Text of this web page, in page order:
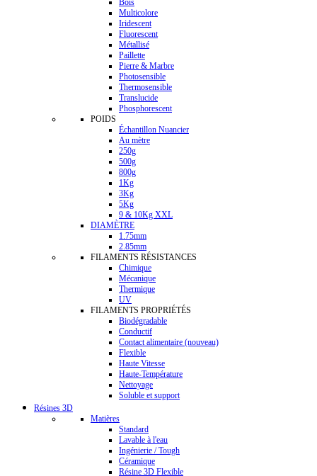
Bois
Multicolore
Iridescent
Fluorescent
Métallisé
Paillette
Pierre & Marbre
Photosensible
Thermosensible
Translucide
Phosphorescent
POIDS
Échantillon Nuancier
Au mètre
250g
500g
800g
1Kg
3Kg
5Kg
9 & 10Kg XXL
DIAMÈTRE
1.75mm
2.85mm
FILAMENTS RÉSISTANCES
Chimique
Mécanique
Thermique
UV
FILAMENTS PROPRIÉTÉS
Biodégradable
Conductif
Contact alimentaire (nouveau)
Flexible
Haute Vitesse
Haute-Température
Nettoyage
Soluble et support
Résines 3D
Matières
Standard
Lavable à l'eau
Ingénierie / Tough
Céramique
Résine 3D Flexible